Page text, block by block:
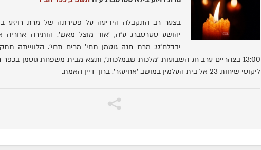
בצער רב התקבלה הידיעה על פטירתה של מרת רויזע
יהושע סטרסברג ע"ה, 'אוד מוצל מאש'. הותירה אחריה
יבדלח"ט: מרת חנה גוטמן תחי' מרים תחי'. הלווייתה
13:00 בצהריים ערב חג השבועות 'מלכות שבמלכות', ותצא מבית משפחת גוטמן
ליקוטי שיחות 23 אל בית העלמין במושב 'אחיעזר'. ברוך דיין האמת.